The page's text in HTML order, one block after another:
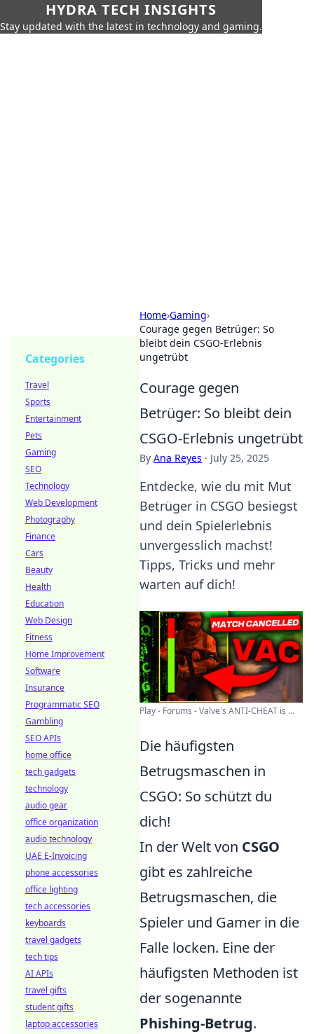
HYDRA TECH INSIGHTS
Stay updated with the latest in technology and gaming.
Home›Gaming›
Courage gegen Betrüger: So
bleibt dein CSGO-Erlebnis
ungetrübt
Courage gegen
Betrüger: So bleibt dein
CSGO-Erlebnis ungetrübt
By Ana Reyes · July 25, 2025
Entdecke, wie du mit Mut
Betrüger in CSGO besiegst
und dein Spielerlebnis
unvergesslich machst!
Tipps, Tricks und mehr
warten auf dich!
Play - Forums - Valve's ANTI-CHEAT is ...
Die häufigsten
Betrugsmaschen in
CSGO: So schützt du
dich!
In der Welt von CSGO
gibt es zahlreiche
Betrugsmaschen, die
Spieler und Gamer in die
Falle locken. Eine der
häufigsten Methoden ist
der sogenannte
Phishing-Betrug.
Categories
Travel
Sports
Entertainment
Pets
Gaming
SEO
Technology
Web Development
Photography
Finance
Cars
Beauty
Health
Education
Web Design
Fitness
Home Improvement
Software
Insurance
Programmatic SEO
Gambling
SEO APIs
home office
tech gadgets
technology
audio gear
office organization
audio technology
UAE E-Invoicing
phone accessories
office lighting
tech accessories
keyboards
travel gadgets
tech tips
AI APIs
travel gifts
student gifts
laptop accessories